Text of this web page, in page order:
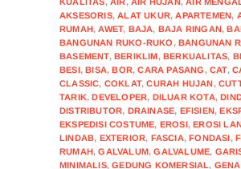
AKSESORIS,ALAT UKUR,APARTEMEN,
RUMAH,AWET, BAJA, BAJA RINGAN,
BANGUNAN RUKO-RUKO ,BANGUNAN
BASEMENT,BERIKLIM,BERKUALITAS,
BESI,BISA,BOR,CARA PASANG ,CAT,
CLASSIC, COKLAT,CURAH HUJAN,
TARIK,DEVELOPER, DILUAR KOTA,
DISTRIBUTOR, DRAINASE, EFISIEN,
EKSPEDISI COSTUME, EROSI,EROSI
LINDAB, EXTERIOR, FASCIA,FONDASI,
RUMAH,GALVALUM,GALVALUME,
MINIMALIS,GEDUNG KOMERSIAL,